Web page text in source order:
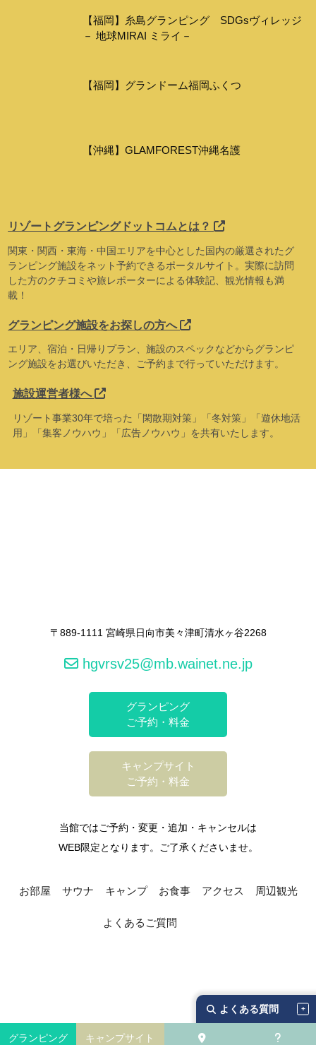
よくある質問
【福岡】糸島グランピング SDGsヴィレッジ
－ 地球MIRAI ミライ－
【福岡】グランドーム福岡ふくつ
【沖縄】GLAMFOREST沖縄名護
リゾートグランピングドットコムとは？
関東・関西・東海・中国エリアを中心とした国内の厳選されたグ
ランピング施設をネット予約できるポータルサイト。実際に訪問
した方のクチコミや旅レポーターによる体験記、観光情報も満
載！
グランピング施設をお探しの方へ
エリア、宿泊・日帰りプラン、施設のスペックなどからグランピ
ング施設をお選びいただき、ご予約まで行っていただけます。
施設運営者様へ
リゾート事業30年で培った「閑散期対策」「冬対策」「遊休地活
用」「集客ノウハウ」「広告ノウハウ」を共有いたします。
〒889-1111 宮崎県日向市美々津町清水ヶ谷2268
hgvrsv25@mb.wainet.ne.jp
グランピング
ご予約・料金
キャンプサイト
ご予約・料金
当館ではご予約・変更・追加・キャンセルは
WEB限定となります。ご了承くださいませ。
お部屋 サウナ キャンプ お食事 アクセス 周辺観光
よくあるご質問
© 2026 Booking Resort, Inc.
グランピング キャンプサイト